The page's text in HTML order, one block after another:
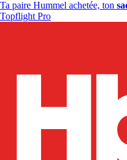
Ta paire Hummel achetée, ton
Topflight Pro